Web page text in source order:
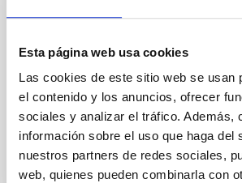
Esta página web usa cookies
Las cookies de este sitio web se usan
el contenido y los anuncios, ofrecer
sociales y analizar el tráfico. Además,
información sobre el uso que haga del
nuestros partners de redes sociales,
web, quienes pueden combinarla con
misión ampliada Hayabusa2 de
operaciones de la misión en el
descubierto que la realidad del objeto
completamente diferente de lo que se
Fecha de publicación 18/09/